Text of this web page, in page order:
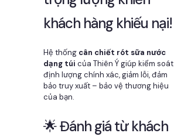
khách hàng khiếu nại!
Hệ thống cân chiết rót sữa nước
dạng túi của Thiên Ý giúp kiểm soát
định lượng chính xác, giảm lỗi, đảm
bảo truy xuất – bảo vệ thương hiệu
của bạn.
🌟 Đánh giá từ khách